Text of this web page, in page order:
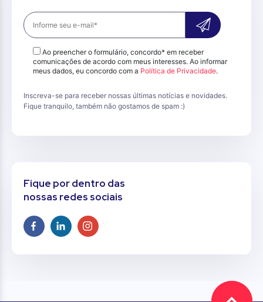
Ao preencher o formulário, concordo* em receber
comunicações de acordo com meus interesses. Ao informar
meus dados, eu concordo com a Política de Privacidade.
Inscreva-se para receber nossas últimas notícias e novidades.
Fique tranquilo, também não gostamos de spam :)
Fique por dentro das
nossas redes sociais